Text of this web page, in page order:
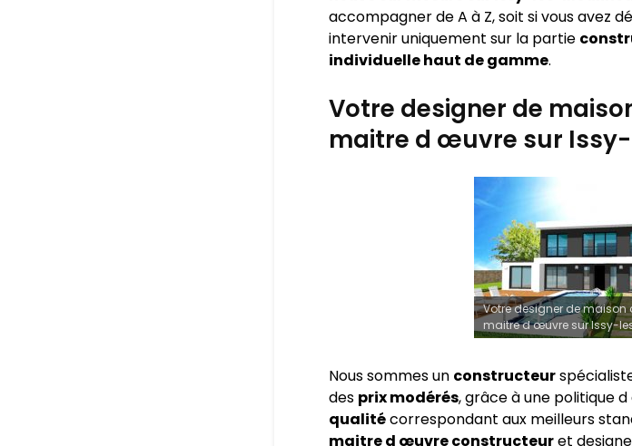
accompagner de A à Z, soit si vous avez
intervenir uniquement sur la partie
individuelle haut de gamme.
Votre designer de
maitre d œuvre sur
Votre designer de maison
maitre d œuvre sur Issy-
Nous sommes un constructeur
des prix modérés, grâce à une politique
qualitécorrespondant aux meilleurs
maitre d œuvre constructeuret